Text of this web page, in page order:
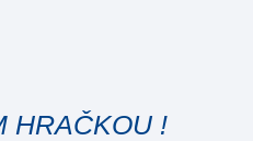
HRAČKOU !